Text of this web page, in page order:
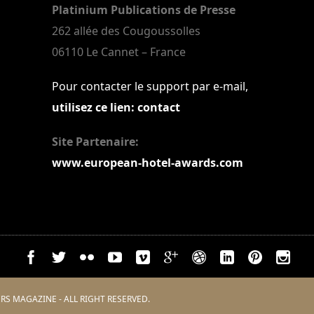
Platinium Publications de Presse
262 allée des Cougoussolles
06110 Le Cannet – France
Pour contacter le support par e-mail,
utilisez ce lien: contact
Site Partenaire:
www.european-hotel-awards.com
MAGAZINE - ALL RIGHT RESERVED.